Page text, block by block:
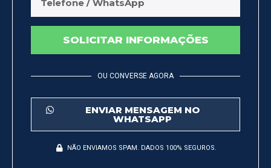
SOLICITAR INFORMAÇÕES
OU CONVERSE AGORA
ENVIAR MENSAGEM NO
WHATSAPP
NÃO ENVIAMOS SPAM. DADOS 100% SEGUROS.